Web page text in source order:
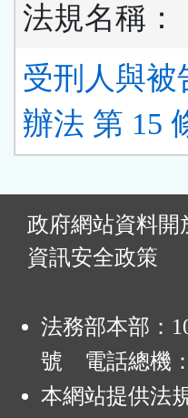
法規名稱：
受刑人與被
辦法 第 15
政府網站資料開
資訊安全政策
法務部本部：
號 電話總機：
本網站提供法